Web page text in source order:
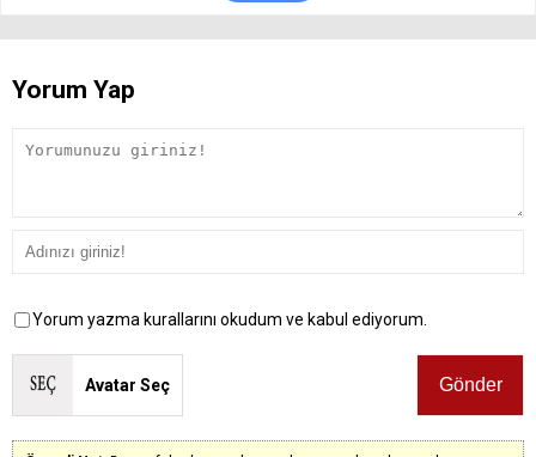
Yorum Yap
Yorum yazma kurallarını okudum ve kabul ediyorum.
Avatar Seç